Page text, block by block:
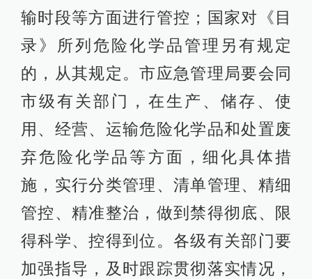
输时段等方面进行管控；国家对《目
录》所列危险化学品管理另有规定
的，从其规定。市应急管理局要会同
市级有关部门，在生产、储存、使
用、经营、运输危险化学品和处置废
弃危险化学品等方面，细化具体措
施，实行分类管理、清单管理、精细
管控、精准整治，做到禁得彻底、限
得科学、控得到位。各级有关部门要
加强指导，及时跟踪贯彻落实情况，